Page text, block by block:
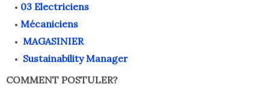
03 Electriciens
Mécaniciens
MAGASINIER
Sustainability Manager
COMMENT POSTULER?